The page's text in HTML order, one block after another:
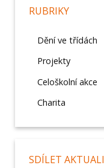
RUBRIKY
Dění ve třídách
Projekty
Celoškolní akce
Charita
SDÍLET